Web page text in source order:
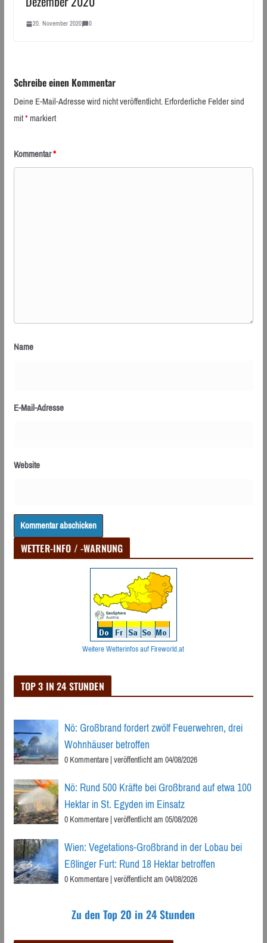
20. November 2020 0
Schreibe einen Kommentar
Deine E-Mail-Adresse wird nicht veröffentlicht.Erforderliche Felder sind
mit*markiert
Kommentar*
Name
E-Mail-Adresse
Website
WETTER-INFO / -WARNUNG
Weitere Wetterinfos auf Fireworld.at
TOP 3 IN 24 STUNDEN
Nö: Großbrand fordert zwölf Feuerwehren, drei
Wohnhäuser betroffen
0 Kommentare|veröffentlicht am 04/08/2026
Nö: Rund 500 Kräfte bei Großbrand auf etwa 100
Hektar in St. Egyden im Einsatz
0 Kommentare|veröffentlicht am 05/08/2026
Wien: Vegetations-Großbrand in der Lobau bei
Eßlinger Furt: Rund 18 Hektar betroffen
0 Kommentare|veröffentlicht am 04/08/2026
Zu den Top 20 in 24 Stunden